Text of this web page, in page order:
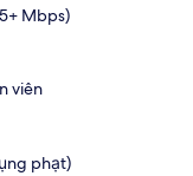
Mbps)
viên
phạt)